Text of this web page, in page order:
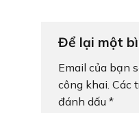
Để lại một
Email của bạn
công khai. Các
đánh dấu *